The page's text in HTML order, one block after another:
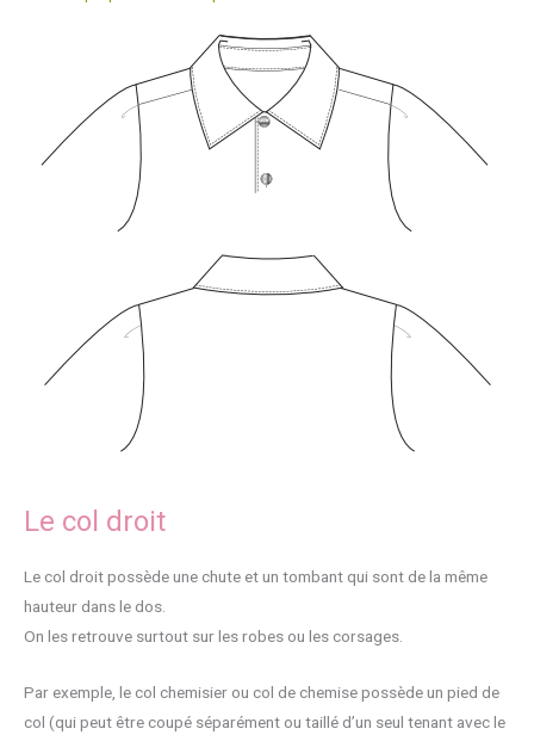
Le col droit
Le col droit possède une chute et un tombant qui sont de la même
hauteur dans le dos.
On les retrouve surtout sur les robes ou les corsages.
Par exemple, le col chemisier ou col de chemise possède un pied de
col (qui peut être coupé séparément ou taillé d’un seul tenant avec le